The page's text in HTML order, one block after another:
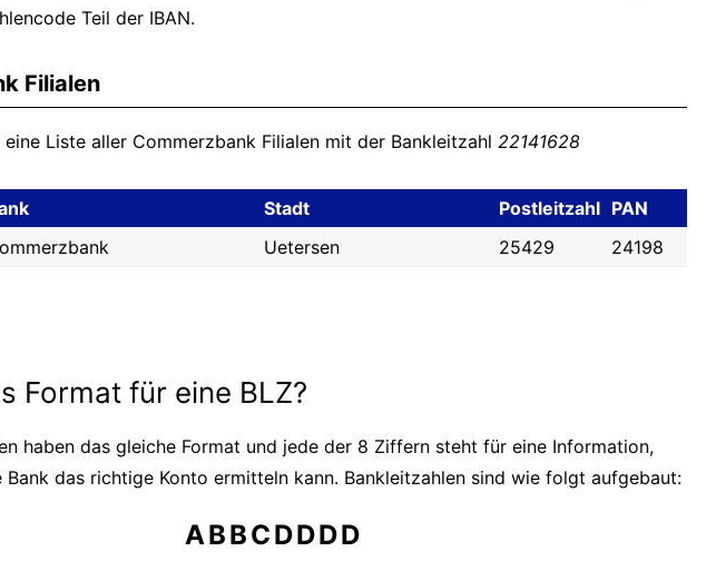
Teil der IBAN.
Filialen
Liste aller Commerzbank Filialen mit der Bankleitzahl 22141628
Stadt Postleitzahl PAN
Uetersen 25429 24198
Format für eine BLZ?
haben das gleiche Format und jede der 8 Ziffern steht für eine Information,
Bank das richtige Konto ermitteln kann. Bankleitzahlen sind wie folgt aufgebaut:
ABBCDDDD